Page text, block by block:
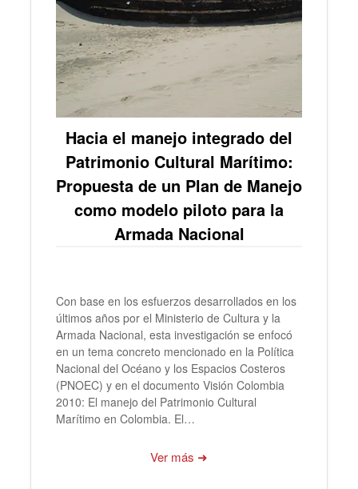
Hacia el manejo integrado del
Patrimonio Cultural Marítimo:
Propuesta de un Plan de Manejo
como modelo piloto para la
Armada Nacional
Con base en los esfuerzos desarrollados en los
últimos años por el Ministerio de Cultura y la
Armada Nacional, esta investigación se enfocó
en un tema concreto mencionado en la Política
Nacional del Océano y los Espacios Costeros
(PNOEC) y en el documento Visión Colombia
2010: El manejo del Patrimonio Cultural
Marítimo en Colombia. El…
Ver más ➜